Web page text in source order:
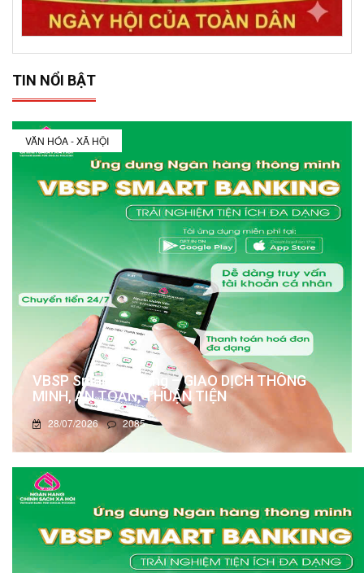
TIN NỔI BẬT
VĂN HÓA - XÃ HỘI
VBSP Smart Banking – GIAO DỊCH THÔNG
MINH, AN TOÀN, THUẬN TIỆN
28/07/2026 2085